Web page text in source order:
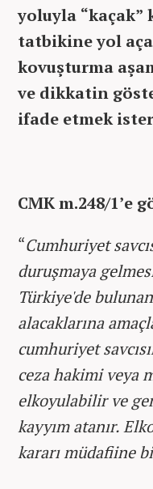
yoluyla “kaçak”
tatbikine yol
kovuşturma
ve dikkatin
ifade etmek
CMK m.248/1’e
“Cumhuriyet
duruşmaya
Türkiye'de
alacaklarına
cumhuriyet
ceza hakimi veya
elkoyulabilir ve
kayyım atanır.
kararı müdafiine